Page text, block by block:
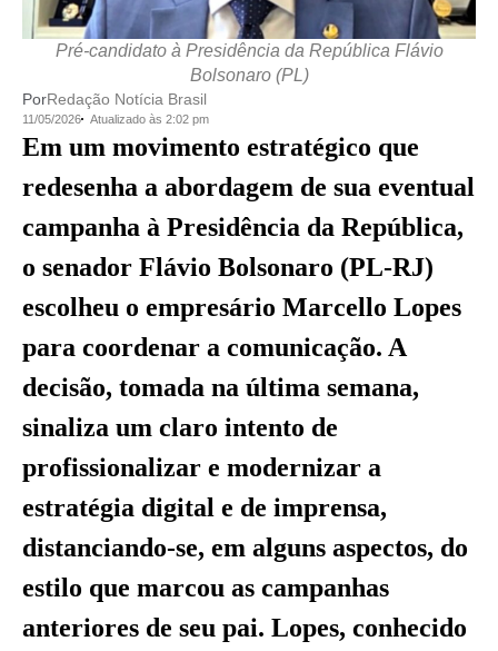
Pré-candidato à Presidência da República Flávio
Bolsonaro (PL)
PorRedação Notícia Brasil
11/05/2026 Atualizado às 2:02 pm
Em um movimento estratégico que
redesenha a abordagem de sua eventual
campanha à Presidência da República,
o senador Flávio Bolsonaro (PL-RJ)
escolheu o empresário Marcello Lopes
para coordenar a comunicação. A
decisão, tomada na última semana,
sinaliza um claro intento de
profissionalizar e modernizar a
estratégia digital e de imprensa,
distanciando-se, em alguns aspectos, do
estilo que marcou as campanhas
anteriores de seu pai. Lopes, conhecido